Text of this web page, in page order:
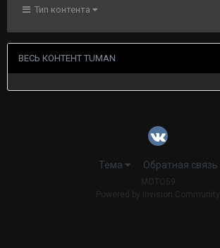
Тип контента
ВЕСЬ КОНТЕНТ TUMAN
Тема Обратная связь
MOTO59
Powered by Invision Community